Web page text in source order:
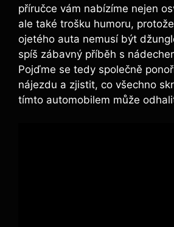
příručce vám nabízíme nejen
ale také trošku humoru,
ojetého auta nemusí být
spíš zábavný příběh s
Pojďme se tedy společně
nájezdu a zjistit, co všechno
tímto automobilem může